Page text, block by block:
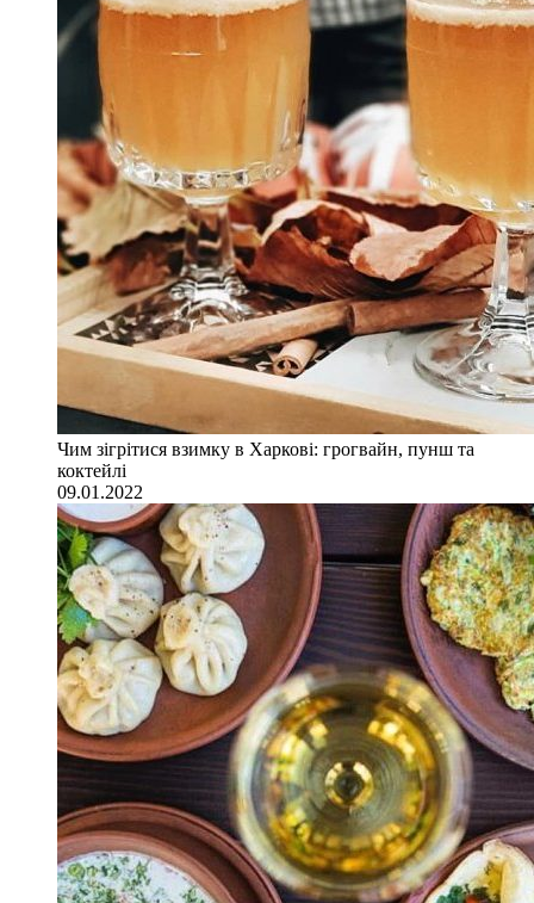
Чим зігрітися взимку в Харкові: грогвайн, пунш та
коктейлі
09.01.2022